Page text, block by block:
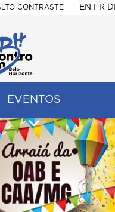
CONTRASTE EN FR
EVENTOS